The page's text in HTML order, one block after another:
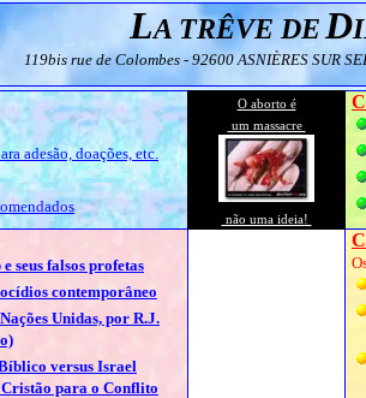
LA TRÊVE DED
119bis rue de Colombes - 92600 ASNIÈRES SUR
adesão, doações, etc.
O aborto é
um massacre
não uma ideia!
seus falsos profetas
contemporâneo
Unidas, por R.J.
versus Israel
para o Conflito